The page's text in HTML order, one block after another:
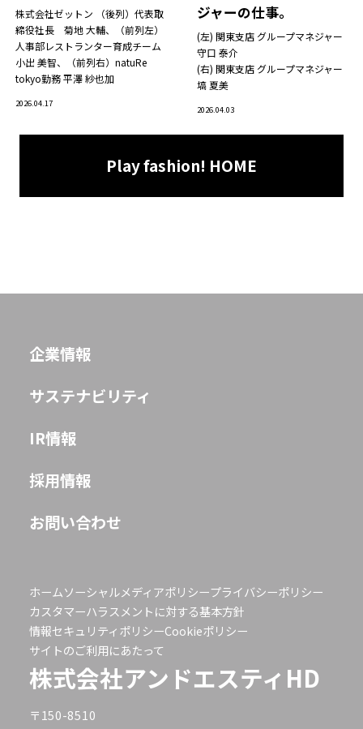
株式会社ゼットン （後列）代表取
締役社長 菊地 大輔、（前列左）
人事部レストランター育成チーム
小出 美智、（前列右）natuRe
tokyo勤務 平澤 紗也加
2026.04.17
ジャーの仕事。
(左) 関東支店 グループマネジャー
守口 泰介
(右) 関東支店 グループマネジャー
塙 夏美
2026.04.03
Play fashion! HOME
企業情報
サステナビリティ
IR情報
採用情報
お問い合わせ
ホームソーシャルメディアポリシープライバシーポリシー
カスタマーハラスメントに対する基本方針
情報セキュリティポリシーCookieポリシー
サイトのご利用にあたって
株式会社アンドエスティHD
〒150-8510